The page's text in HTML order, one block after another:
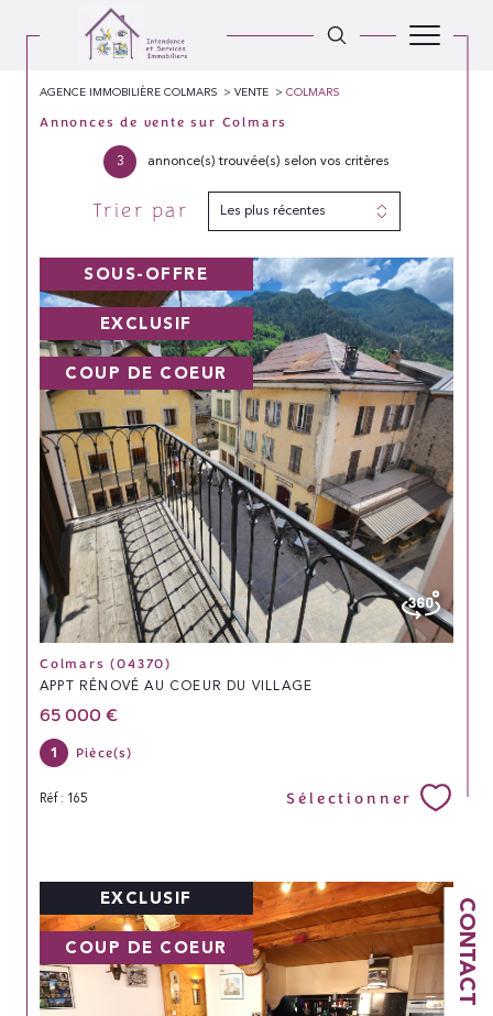
CONTACT
AGENCE IMMOBILIÈRE COLMARS VENTE COLMARS
Annonces de vente sur Colmars
3 annonce(s) trouvée(s) selon vos critères
Trier par Les plus récentes
SOUS-OFFRE
EXCLUSIF
COUP DE COEUR
Colmars (04370)
APPT RÉNOVÉ AU COEUR DU VILLAGE
65 000 €
1 Pièce(s)
Réf : 165 Sélectionner
EXCLUSIF
COUP DE COEUR